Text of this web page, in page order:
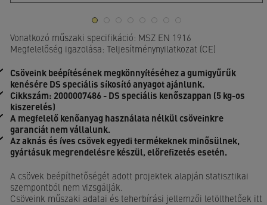
Vonatkozó műszaki specifikáció: MSZ EN 1916
Megfelelőség igazolása: Teljesítménynyilatkozat (CE)
Csöveink beépítésének megkönnyítéséhez a gumigyűrűk
kenésére DS speciális síkosító anyagot ajánlunk.
Cikkszám: 2000007486 - DS speciális kenőszappan (5 kg-os
kiszerelés)
A megfelelő kenőanyag használata nélkül csöveinkre
garanciát nem vállalunk.
Az aknás és íves csövek egyedi termékeknek minősülnek,
gyártásuk megrendelésre készül, előrefizetés esetén.
A csövek beépíthetőségét adott projektek alapján statisztikai
szempontból nem vizsgálják.
Csöveink műszaki adatai és teherbírási jellemzői letölthetőek itt